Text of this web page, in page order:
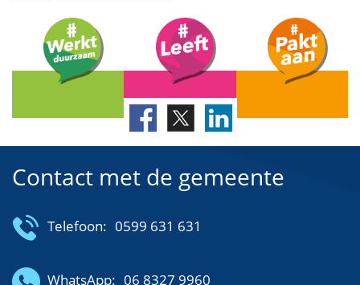
Contact met de gemeente
Telefoon: 0599 631 631
WhatsApp: 06 8327 9960